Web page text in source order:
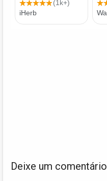
Deixe um comentário